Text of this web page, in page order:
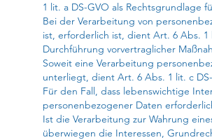
1 lit. a DS-GVO als Rechtsgrundlage
Bei der Verarbeitung von
ist, erforderlich ist, dient Art. 6 Abs.
Durchführung vorvertraglicher
Soweit eine Verarbeitung
unterliegt, dient Art. 6 Abs. 1 lit. c
Für den Fall, dass lebenswichtige
personenbezogener Daten
Ist die Verarbeitung zur Wahrung
überwiegen die Interessen,